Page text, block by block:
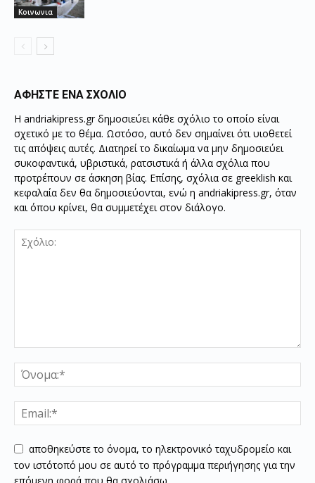
Κοινωνια
ΑΦΗΣΤΕ ΕΝΑ ΣΧΟΛΙΟ
Η andriakipress.gr δημοσιεύει κάθε σχόλιο το οποίο είναι
σχετικό με το θέμα. Ωστόσο, αυτό δεν σημαίνει ότι υιοθετεί
τις απόψεις αυτές. Διατηρεί το δικαίωμα να μην δημοσιεύει
συκοφαντικά, υβριστικά, ρατσιστικά ή άλλα σχόλια που
προτρέπουν σε άσκηση βίας. Επίσης, σχόλια σε greeklish και
κεφαλαία δεν θα δημοσιεύονται, ενώ η andriakipress.gr, όταν
και όπου κρίνει, θα συμμετέχει στον διάλογο.
αποθηκεύστε το όνομα, το ηλεκτρονικό ταχυδρομείο και
τον ιστότοπό μου σε αυτό το πρόγραμμα περιήγησης για την